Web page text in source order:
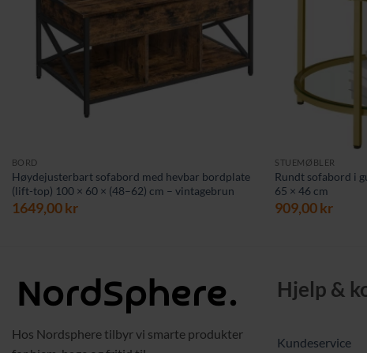
BORD
Høydejusterbart sofabord med hevbar bordplate
(lift-top) 100 × 60 × (48–62) cm – vintagebrun
1649,00kr
STUEMØBLER
Rundt sofabord i
65 × 46 cm
909,00kr
Hos Nordsphere tilbyr vi smarte produkter
Hjelp &
Kundeservice